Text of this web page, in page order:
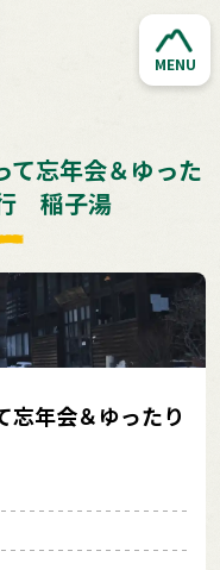
MENU
て忘年会＆ゆった
稲子湯
忘年会＆ゆったり